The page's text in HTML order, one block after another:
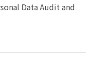
Data Audit and